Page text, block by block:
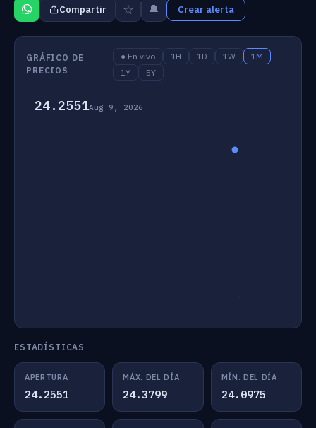
Compartir ☆ 🔔 Crear alerta
GRÁFICO DE
PRECIOS
● En vivo 1H 1D 1W
1M
1Y
5Y
24.2551Aug 9, 2026
ESTADÍSTICAS
APERTURA
24.2551
MÁX. DEL DÍA
24.3799
MÍN. DEL DÍA
24.0975